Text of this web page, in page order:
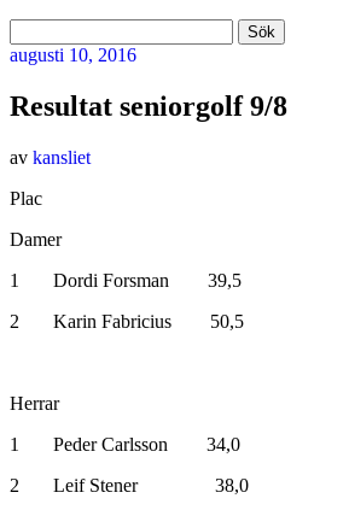
efter:
augusti 10, 2016
Resultat seniorgolf 9/8
av kansliet
Plac
Damer
1 Dordi Forsman 39,5
2 Karin Fabricius 50,5
Herrar
1 Peder Carlsson 34,0
2 Leif Stener 38,0